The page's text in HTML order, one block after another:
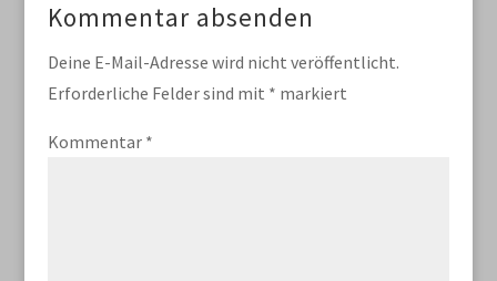
Kommentar absenden
Deine E-Mail-Adresse wird nicht veröffentlicht.
Erforderliche Felder sind mit * markiert
Kommentar *